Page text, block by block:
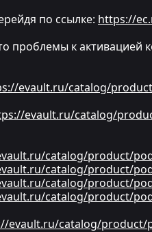
по ссылке: https://
проблемы к
evault.ru/catalog/
evault.ru/catalog/
catalog/product/
catalog/product/
catalog/product/
catalog/product/
evault.ru/catalog/product/